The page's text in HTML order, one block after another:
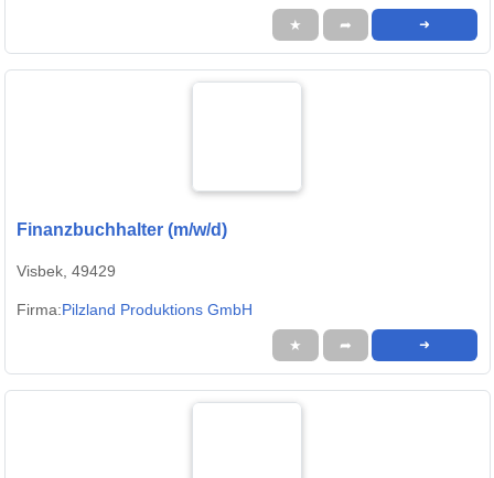
★ ➦ ➜
Finanzbuchhalter (m/w/d)
Visbek, 49429
Firma:Pilzland Produktions GmbH
★ ➦ ➜